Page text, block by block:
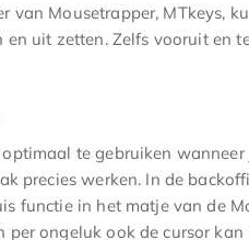
van Mousetrapper, MTkeys,
en uit zetten. Zelfs vooruit en
te gebruiken
precies werken. In de
functie in het matje van de
per ongeluk ook de cursor kan